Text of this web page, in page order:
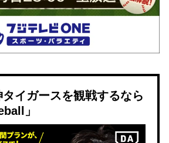
タイガースを観戦するなら
」